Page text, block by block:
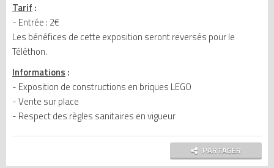
Tarif :
- Entrée : 2€
Les bénéfices de cette exposition seront reversés pour le
Téléthon.
Informations :
- Exposition de constructions en briques LEGO
- Vente sur place
- Respect des règles sanitaires en vigueur
PARTAGER